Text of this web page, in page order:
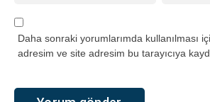
Daha sonraki yorumlarımda kullanılması
adresim ve site adresim bu tarayıcıya